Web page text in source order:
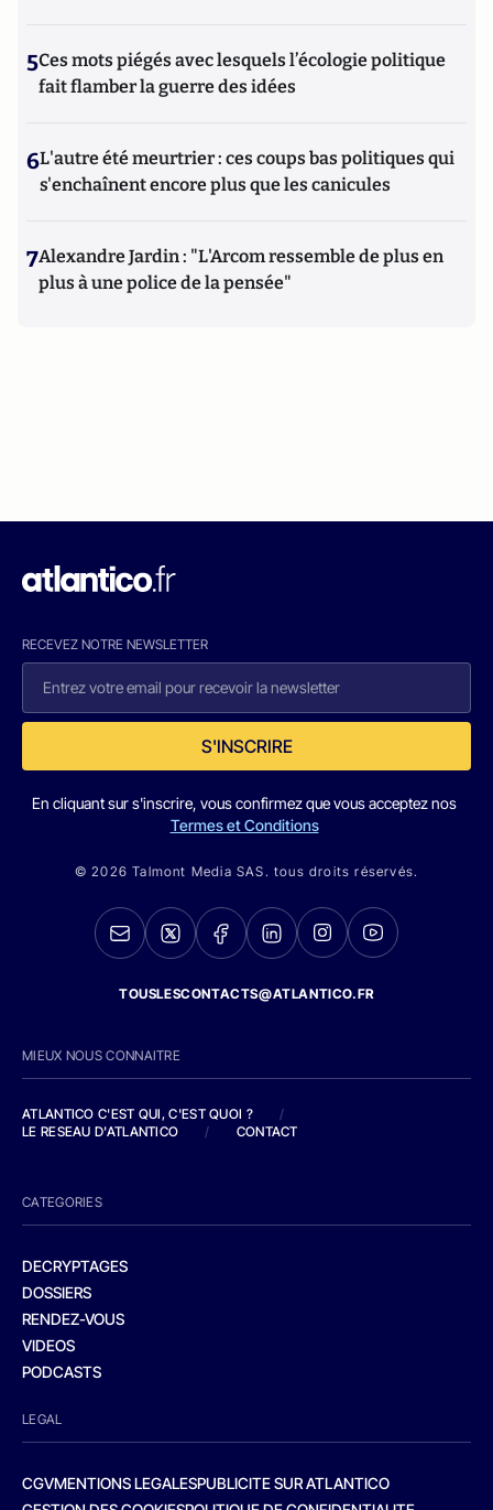
5Ces mots piégés avec lesquels l’écologie politique
fait flamber la guerre des idées
6L'autre été meurtrier : ces coups bas politiques qui
s'enchaînent encore plus que les canicules
7Alexandre Jardin : "L'Arcom ressemble de plus en
plus à une police de la pensée"
RECEVEZ NOTRE NEWSLETTER
S'INSCRIRE
En cliquant sur s'inscrire, vous confirmez que vous acceptez nos
Termes et Conditions
© 2026 Talmont Media SAS. tous droits réservés.
TOUSLESCONTACTS@ATLANTICO.FR
MIEUX NOUS CONNAITRE
ATLANTICO C'EST QUI, C'EST QUOI ?
/
LE RESEAU D'ATLANTICO
/ CONTACT
CATEGORIES
DECRYPTAGES
DOSSIERS
RENDEZ-VOUS
VIDEOS
PODCASTS
LEGAL
CGVMENTIONS LEGALESPUBLICITE SUR ATLANTICO